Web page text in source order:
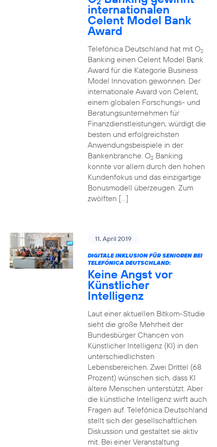
internationalen
Celent Model Bank
Award
Telefónica Deutschland hat mit O2
Banking einen Celent Model Bank
Award für die Kategorie Business
Model Innovation gewonnen. Der
internationale Award von Celent,
einem globalen Forschungs- und
Beratungsunternehmen für
Finanzdienstleistungen, würdigt die
besten und erfolgreichsten
Anwendungsbeispiele in der
Bankenbranche. O2Banking
konnte vor allem durch den hohen
Kundenfokus und das einzigartige
Bonusmodell überzeugen. Zum
zwölften […]
11. April 2019
DIGITALE INKLUSION FÜR SENIOREN BEI
TELEFÓNICA DEUTSCHLAND:
Keine Angst vor
Künstlicher
Intelligenz
Laut einer aktuellen Bitkom-Studie
sieht die große Mehrheit der
Bundesbürger Chancen von
Künstlicher Intelligenz (KI) in den
unterschiedlichsten
Lebensbereichen. Zwei Drittel (68
Prozent) wünschen sich, dass KI
ältere Menschen unterstützt. Aber
die künstliche Intelligenz wirft auch
Fragen auf. Telefónica Deutschland
stellt sich der gesellschaftlichen
Diskussion und gestaltet sie aktiv
mit. Bei einer Veranstaltung